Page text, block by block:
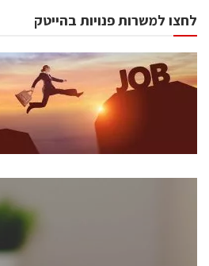
לחצו למשרות פנויות בהייטק
כנסים